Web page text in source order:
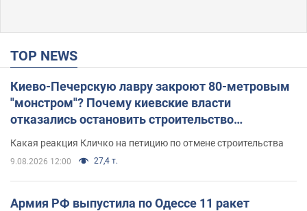
TOP NEWS
Киево-Печерскую лавру закроют 80-метровым
"монстром"? Почему киевские власти
отказались остановить строительство
Какая реакция Кличко на петицию по отмене строительства
9.08.2026 12:00 27,4 т.
Армия РФ выпустила по Одессе 11 ракет